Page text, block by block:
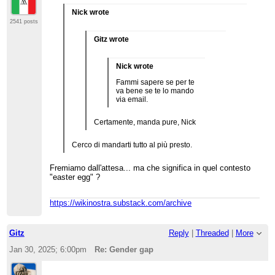
neutrale sarebbe violato, è semplicemente
2541 posts
Nick wrote
Gitz wrote
Nick wrote
Fammi sapere se per te
va bene se te lo mando
via email.
Certamente, manda pure, Nick
Cerco di mandarti tutto al più presto.
Fremiamo dall'attesa... ma che significa in quel contesto
"easter egg" ?
https://wikinostra.substack.com/archive
Gitz Reply| Threaded | More
Jan 30, 2025; 6:00pm
Re: Gender gap